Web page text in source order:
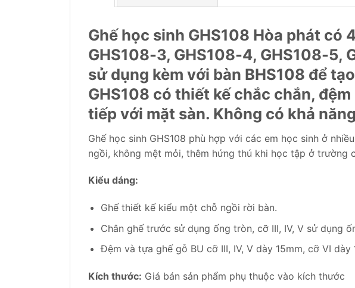
Ghế học sinh GHS108 Hòa phát
GHS108-3, GHS108-4, GHS108-5,
sử dụng kèm với bàn BHS108 để
GHS108 có thiết kế chắc chắn,
tiếp với mặt sàn. Không có khả
Ghế học sinh GHS108 phù hợp với các em học sinh ở
ngồi, không mệt mỏi, thêm hứng thú khi học tập ở trường
Kiểu dáng:
Ghế thiết kế kiểu một chỗ ngồi rời bàn.
Chân ghế trước sử dụng ống tròn, cỡ III, IV, V sử dụng
Đệm và tựa ghế gỗ BU cỡ III, IV, V dày 15mm, cỡ VI dày
Kích thước: Giá bán sản phẩm phụ thuộc vào kích thước